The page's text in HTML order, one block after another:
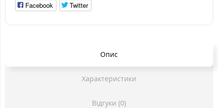
Facebook Twitter
Опис
Характеристики
Відгуки (0)